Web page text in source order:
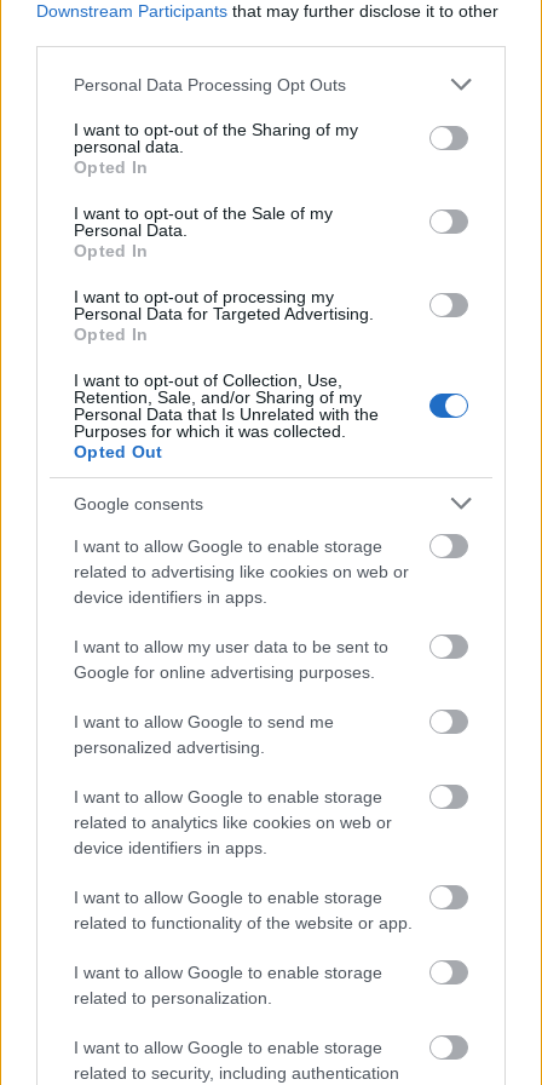
Downstream Participants that may further disclose it to other
Please note that this website/app uses one or more Google
not limited to your visit or usage behaviour. You may click to
grant or deny consent to Google and its third-party tags to
use your data for below specified purposes in below Google
consent section.
Personal Data Processing Opt Outs
I want to opt-out of the Sharing of my
personal data.
Opted In
I want to opt-out of the Sale of my
Personal Data.
Opted In
I want to opt-out of processing my
Personal Data for Targeted Advertising.
Opted In
I want to opt-out of Collection, Use,
Retention, Sale, and/or Sharing of my
Personal Data that Is Unrelated with the
Purposes for which it was collected.
Opted Out
Google consents
I want to allow Google to enable storage
related to advertising like cookies on web or
device identifiers in apps.
I want to allow my user data to be sent to
Google for online advertising purposes.
I want to allow Google to send me
personalized advertising.
I want to allow Google to enable storage
related to analytics like cookies on web or
device identifiers in apps.
I want to allow Google to enable storage
related to functionality of the website or app.
I want to allow Google to enable storage
related to personalization.
I want to allow Google to enable storage
related to security, including authentication
του μαθήματος
στο Γυμνάσιο Φιλιππιάδας
στο Κέντρο Υγείας της περιοχής.
Μόλις δύο ημέρες πριν από το άνοιγμα των
νηπιαγωγείο Ηρακλείου.
ΑΣΕΠ: Πιστοποίηση Αγγλικών σε
μόνο 2 ημέρες στα χέρια σας
ΑΣΕΠ: Εξ αποστάσεως η πιο Εύκολη
Πιστοποίηση Υπολογιστών σε 2
μέρες
Μάθε πρώτος όλες τις σημαντικές
ειδήσεις.
Βάλε το proson.gr στα αποτελέσματα
αναζήτησης της Google
Δημοφιλείς Ειδήσεις